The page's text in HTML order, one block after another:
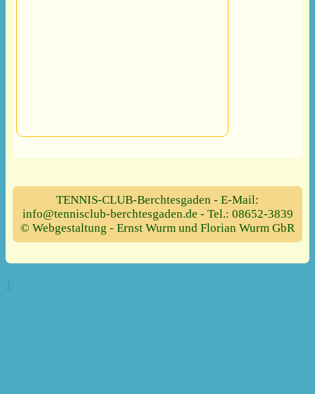
TENNIS-CLUB-Berchtesgaden - E-Mail:
info@tennisclub-berchtesgaden.de - Tel.: 08652-3839
© Webgestaltung - Ernst Wurm und Florian Wurm GbR
↑